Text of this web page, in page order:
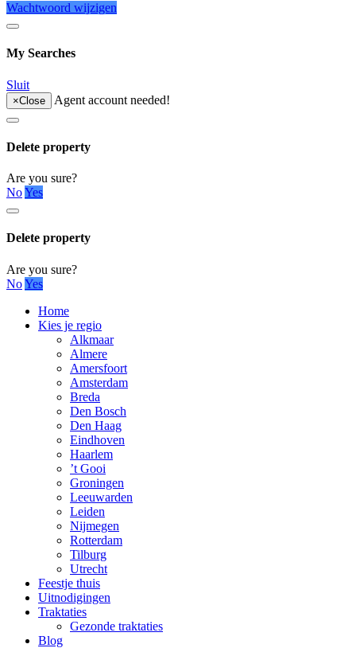
Wachtwoord wijzigen
My Searches
Sluit
×Close Agent account needed!
Delete property
Are you sure?
NoYes
Delete property
Are you sure?
NoYes
Home
Kies je regio
Alkmaar
Almere
Amersfoort
Amsterdam
Breda
Den Bosch
Den Haag
Eindhoven
Haarlem
’t Gooi
Groningen
Leeuwarden
Leiden
Nijmegen
Rotterdam
Tilburg
Utrecht
Feestje thuis
Uitnodigingen
Traktaties
Gezonde traktaties
Blog